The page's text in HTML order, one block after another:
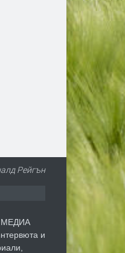
"Родопа" стартира новия
в Пловдив след промяна
домакинството
Рейгън
МЕДИА
и